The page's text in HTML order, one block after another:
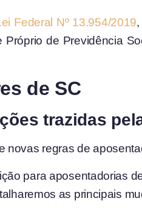
Federal Nº 13.954/2019
de Previdência
de SC
trazidas
novas regras de
para aposentadorias
as principais